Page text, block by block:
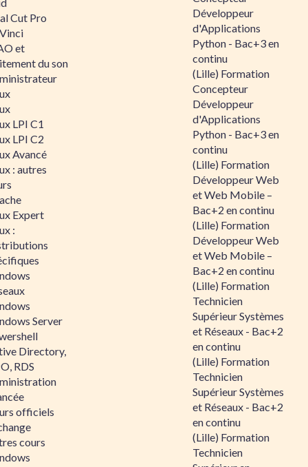
Cut Pro
et
du son
LPI C1
LPI C2
Avancé
: autres
Expert
:
Server
Directory,
RDS
officiels
cours
Développeur
d'Applications
Python - Bac+3 en
continu
(Lille) Formation
Concepteur
Développeur
d'Applications
Python - Bac+3 en
continu
(Lille) Formation
Développeur Web
et Web Mobile –
Bac+2 en continu
(Lille) Formation
Développeur Web
et Web Mobile –
Bac+2 en continu
(Lille) Formation
Technicien
Supérieur Systèmes
et Réseaux - Bac+2
en continu
(Lille) Formation
Technicien
Supérieur Systèmes
et Réseaux - Bac+2
en continu
(Lille) Formation
Technicien